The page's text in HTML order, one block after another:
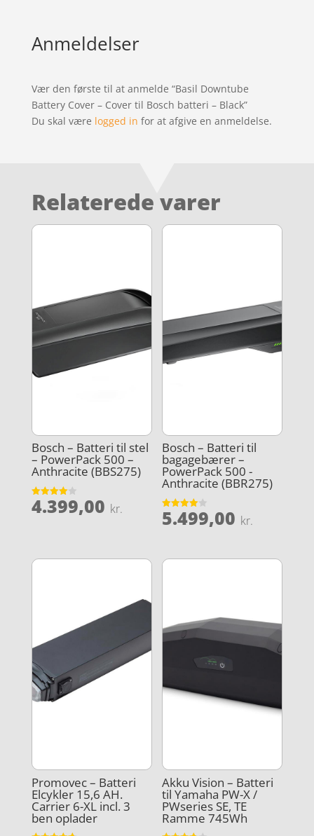
Anmeldelser
Vær den første til at anmelde “Basil Downtube
Battery Cover – Cover til Bosch batteri – Black”
Du skal være logged in for at afgive en anmeldelse.
Relaterede varer
Bosch – Batteri til stel
– PowerPack 500 –
Anthracite (BBS275)
Vurderet
4
4.399,00 kr.
Bosch – Batteri til
bagagebærer –
PowerPack 500 -
Anthracite (BBR275)
Vurderet
4
5.499,00 kr.
Promovec – Batteri
Elcykler 15,6 AH.
Carrier 6-XL incl. 3
ben oplader
Akku Vision – Batteri
til Yamaha PW-X /
PWseries SE, TE
Ramme 745Wh